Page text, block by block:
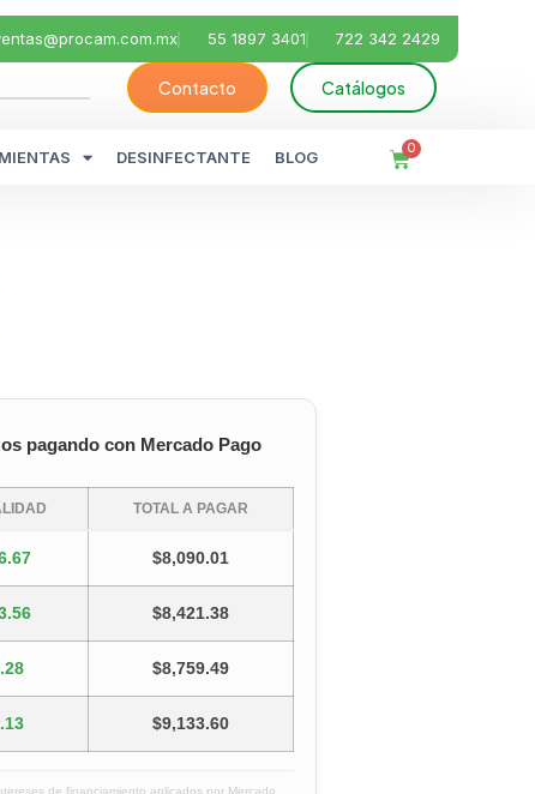
55 1897 3401 722 342 2429
Contacto Catálogos
DESINFECTANTE BLOG 0
pagando con Mercado Pago
TOTAL A PAGAR
$8,090.01
$8,421.38
$8,759.49
$9,133.60
de financiamiento aplicados por Mercado